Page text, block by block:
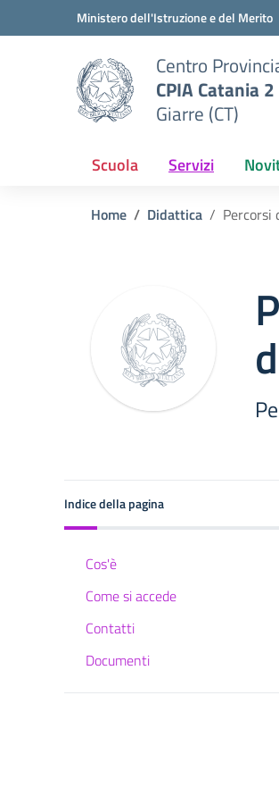
Vai ai contenuti
Vai al menu di navigazioneMinistero dell'Istruzione e del Merito
Centro
CPIA Catania 2
Giarre (CT)
Scuola Servizi
Home Didattica Percorsi
Indice della pagina
Cos'è
Come si accede
Contatti
Documenti